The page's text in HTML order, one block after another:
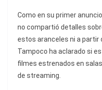
Como en su primer
no compartió detalles
estos aranceles ni a partir
Tampoco ha aclarado si
filmes estrenados en
de streaming.